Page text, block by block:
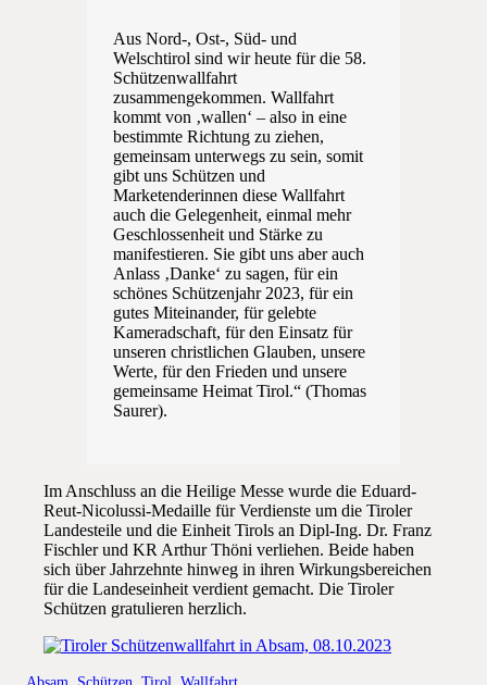
Aus Nord-, Ost-, Süd- und
Welschtirol sind wir heute für die 58.
Schützenwallfahrt
zusammengekommen. Wallfahrt
kommt von ‚wallen‘ – also in eine
bestimmte Richtung zu ziehen,
gemeinsam unterwegs zu sein, somit
gibt uns Schützen und
Marketenderinnen diese Wallfahrt
auch die Gelegenheit, einmal mehr
Geschlossenheit und Stärke zu
manifestieren. Sie gibt uns aber auch
Anlass ‚Danke‘ zu sagen, für ein
schönes Schützenjahr 2023, für ein
gutes Miteinander, für gelebte
Kameradschaft, für den Einsatz für
unseren christlichen Glauben, unsere
Werte, für den Frieden und unsere
gemeinsame Heimat Tirol.“ (Thomas
Saurer).
Im Anschluss an die Heilige Messe wurde die Eduard-
Reut-Nicolussi-Medaille für Verdienste um die Tiroler
Landesteile und die Einheit Tirols an Dipl-Ing. Dr. Franz
Fischler und KR Arthur Thöni verliehen. Beide haben
sich über Jahrzehnte hinweg in ihren Wirkungsbereichen
für die Landeseinheit verdient gemacht. Die Tiroler
Schützen gratulieren herzlich.